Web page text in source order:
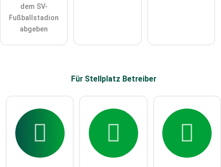
dem SV-
Fußballstadion
abgeben
Für Stellplatz Betreiber